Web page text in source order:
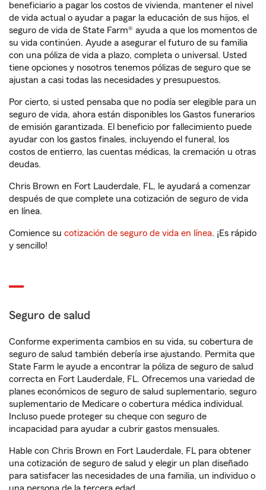
beneficiario a pagar los costos de vivienda, mantener el nivel
de vida actual o ayudar a pagar la educación de sus hijos, el
seguro de vida de State Farm® ayuda a que los momentos de
su vida continúen. Ayude a asegurar el futuro de su familia
con una póliza de vida a plazo, completa o universal. Usted
tiene opciones y nosotros tenemos pólizas de seguro que se
ajustan a casi todas las necesidades y presupuestos.
Por cierto, si usted pensaba que no podía ser elegible para un
seguro de vida, ahora están disponibles los Gastos funerarios
de emisión garantizada. El beneficio por fallecimiento puede
ayudar con los gastos finales, incluyendo el funeral, los
costos de entierro, las cuentas médicas, la cremación u otras
deudas.
Chris Brown en Fort Lauderdale, FL, le ayudará a comenzar
después de que complete una cotización de seguro de vida
en línea.
Comience su cotización de seguro de vida en línea. ¡Es rápido
y sencillo!
Seguro de salud
Conforme experimenta cambios en su vida, su cobertura de
seguro de salud también debería irse ajustando. Permita que
State Farm le ayude a encontrar la póliza de seguro de salud
correcta en Fort Lauderdale, FL. Ofrecemos una variedad de
planes económicos de seguro de salud suplementario, seguro
suplementario de Medicare o cobertura médica individual.
Incluso puede proteger su cheque con seguro de
incapacidad para ayudar a cubrir gastos mensuales.
Hable con Chris Brown en Fort Lauderdale, FL para obtener
una cotización de seguro de salud y elegir un plan diseñado
para satisfacer las necesidades de una familia, un individuo o